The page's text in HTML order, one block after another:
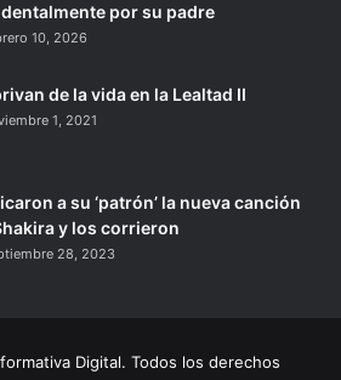
por su padre
10, 2026
de la vida en la Lealtad II
1, 2021
a su ‘patrón’ la nueva canción
y los corrieron
28, 2023
Digital. Todos los derechos